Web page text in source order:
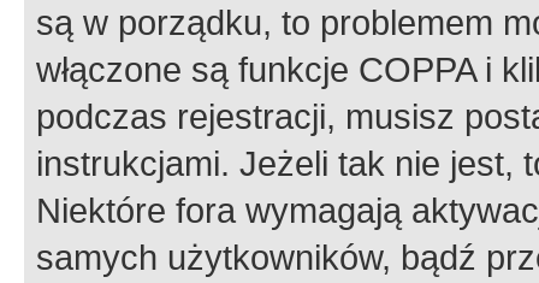
są w porządku, to problemem
włączone są funkcje COPPA i
podczas rejestracji, musisz
instrukcjami. Jeżeli tak nie jest,
Niektóre fora wymagają
samych użytkowników, bądź